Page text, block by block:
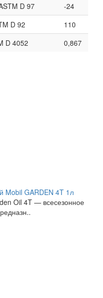
D 97
-24
D 92
110
D 4052
0,867
Mobil GARDEN 4T 1л
Oil 4T — всесезонное